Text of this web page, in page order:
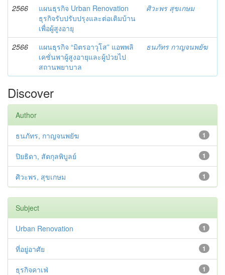
2566
แผนธุรกิจ Urban Renovation
ธุรกิจรับปรับปรุงและต่อเติมบ้าน
เพื่อผู้สูงอายุ
ศิวะพร สุขเกษม
2566
แผนธุรกิจ “มิตรอาวุโส” แอพพลิ
เคชั่นพาผู้สูงอายุและผู้ป่วยไป
สถานพยาบาล
ธนภัทร กาญจนพยัฆ
Discover
Author
1
ธนภัทร, กาญจนพยัฆ
1
ปิยธิดา, สัตกุลพิบูลย์
1
ศิวะพร, สุขเกษม
Subject
1
Urban Renovation
1
ที่อยู่อาศัย
1
ธุรกิจคาเฟ่